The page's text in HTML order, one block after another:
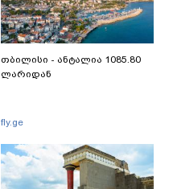
თბილისი - ანტალია 1085.80
ლარიდან
fly.ge